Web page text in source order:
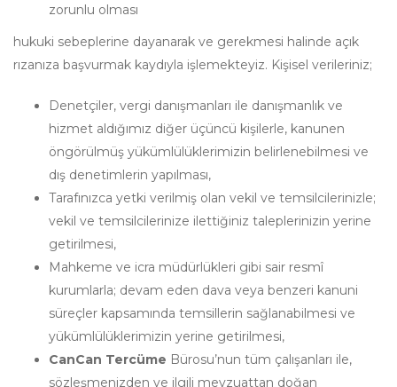
zorunlu olması
hukuki sebeplerine dayanarak ve gerekmesi halinde açık
rızanıza başvurmak kaydıyla işlemekteyiz. Kişisel verileriniz;
Denetçiler, vergi danışmanları ile danışmanlık ve
hizmet aldığımız diğer üçüncü kişilerle, kanunen
öngörülmüş yükümlülüklerimizin belirlenebilmesi ve
dış denetimlerin yapılması,
Tarafınızca yetki verilmiş olan vekil ve temsilcilerinizle;
vekil ve temsilcilerinize ilettiğiniz taleplerinizin yerine
getirilmesi,
Mahkeme ve icra müdürlükleri gibi sair resmî
kurumlarla; devam eden dava veya benzeri kanuni
süreçler kapsamında temsillerin sağlanabilmesi ve
yükümlülüklerimizin yerine getirilmesi,
CanCan Tercüme Bürosu’nun tüm çalışanları ile,
sözleşmenizden ve ilgili mevzuattan doğan